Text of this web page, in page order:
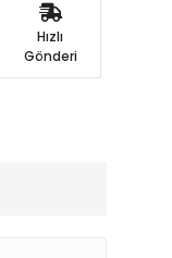
Hızlı
Gönderi